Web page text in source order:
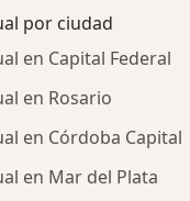
por ciudad
en Capital Federal
en Rosario
en Córdoba Capital
en Mar del Plata